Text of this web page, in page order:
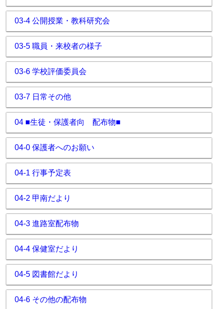
03-4 公開授業・教科研究会
03-5 職員・来校者の様子
03-6 学校評価委員会
03-7 日常その他
04 ■生徒・保護者向 配布物■
04-0 保護者へのお願い
04-1 行事予定表
04-2 甲南だより
04-3 進路室配布物
04-4 保健室だより
04-5 図書館だより
04-6 その他の配布物